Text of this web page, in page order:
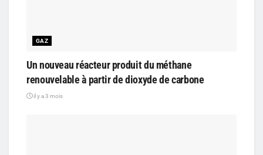
GAZ
Un nouveau réacteur produit du méthane
renouvelable à partir de dioxyde de carbone
il y a 3 mois